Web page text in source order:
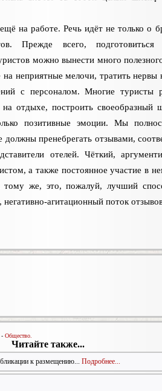
на работе. Речь идёт не только о
Прежде всего, подготовиться
можно вынести много
неприятные мелочи, тратить нервы
с персоналом. Многие туристы
на отдыхе, построить своеобразный
позитивные эмоции. Мы
должны пренебрегать отзывами,
отелей. Чёткий,
а также постоянное участие в
же, это, пожалуй, лучший
агитационный поток
- Общество.
Читайте также...
к размещению... Подробнее...